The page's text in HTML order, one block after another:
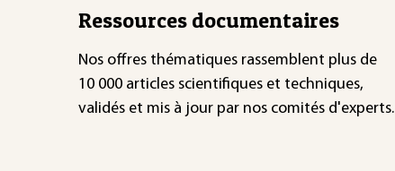
Ressources documentaires
Nos offres thématiques rassemblent plus de
10 000 articles scientifiques et techniques,
validés et mis à jour par nos comités d'experts.